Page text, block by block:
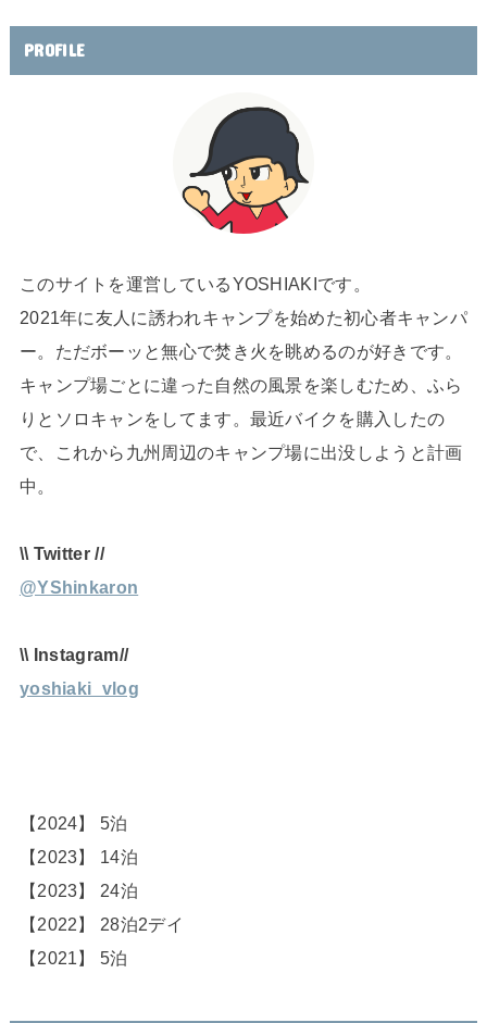
PROFILE
このサイトを運営しているYOSHIAKIです。
2021年に友人に誘われキャンプを始めた初心者キャンパ
ー。ただボーッと無心で焚き火を眺めるのが好きです。
キャンプ場ごとに違った自然の風景を楽しむため、ふら
りとソロキャンをしてます。最近バイクを購入したの
で、これから九州周辺のキャンプ場に出没しようと計画
中。
\\ Twitter //
@YShinkaron
\\ Instagram//
yoshiaki_vlog
【2024】 5泊
【2023】 14泊
【2023】 24泊
【2022】 28泊2デイ
【2021】 5泊